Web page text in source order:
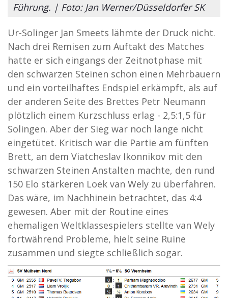
Führung. | Foto: Jan Werner/Düsseldorfer SK
Ur-Solinger Jan Smeets lähmte der Druck nicht.
Nach drei Remisen zum Auftakt des Matches
hatte er sich eingangs der Zeitnotphase mit
den schwarzen Steinen schon einen Mehrbauern
und ein vorteilhaftes Endspiel erkämpft, als auf
der anderen Seite des Brettes Petr Neumann
plötzlich einem Kurzschluss erlag - 2,5:1,5 für
Solingen. Aber der Sieg war noch lange nicht
eingetütet. Kritisch war die Partie am fünften
Brett, an dem Viatcheslav Ikonnikov mit den
schwarzen Steinen Anstalten machte, den rund
150 Elo stärkeren Loek van Wely zu überfahren.
Das wäre, im Nachhinein betrachtet, das 4:4
gewesen. Aber mit der Routine eines
ehemaligen Weltklassespielers stellte van Wely
fortwährend Probleme, hielt seine Ruine
zusammen und siegte schließlich sogar.